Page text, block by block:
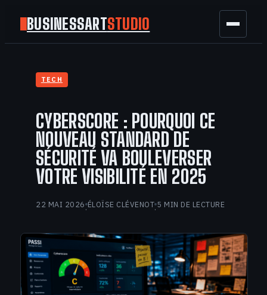
BUSINESSARTSTUDIO
FINANCE
TECH
TECH
CYBERSCORE : POURQUOI CE
NOUVEAU STANDARD DE
SÉCURITÉ VA BOULEVERSER
VOTRE VISIBILITÉ EN 2025
22 MAI 2026·ÉLOÏSE CLÉVENOT·5 MIN DE LECTURE